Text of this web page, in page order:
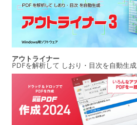
アウトライナー
PDFを解析して しおり・目次を自動生成